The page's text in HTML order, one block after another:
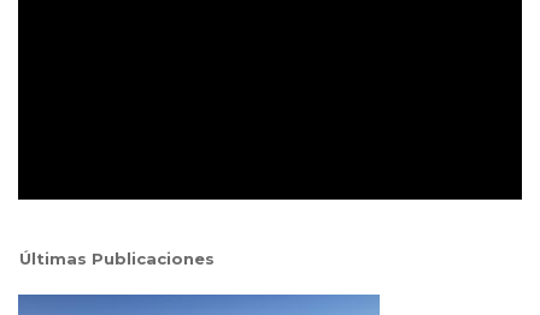
Últimas Publicaciones